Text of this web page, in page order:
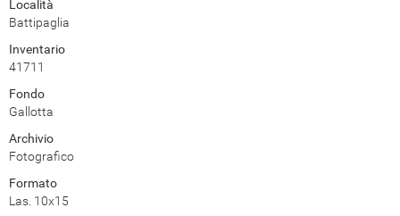
Località
Battipaglia
Inventario
41711
Fondo
Gallotta
Archivio
Fotografico
Formato
Las. 10x15